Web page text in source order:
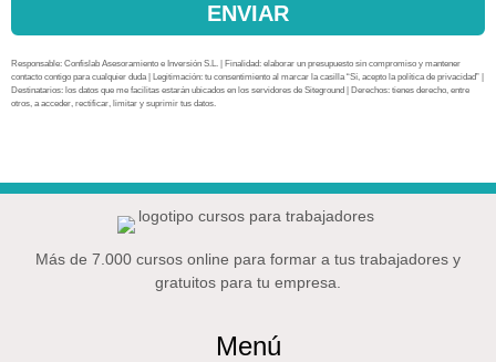
ENVIAR
Responsable: Confislab Asesoramiento e Inversión S.L. | Finalidad: elaborar un presupuesto sin compromiso y mantener
contacto contigo para cualquier duda | Legitimación: tu consentimiento al marcar la casilla “Sí, acepto la política de privacidad” |
Destinatarios: los datos que me facilitas estarán ubicados en los servidores de Siteground | Derechos: tienes derecho, entre
otros, a acceder, rectificar, limitar y suprimir tus datos.
Más de 7.000 cursos online para formar a tus trabajadores y
gratuitos para tu empresa.
Menú